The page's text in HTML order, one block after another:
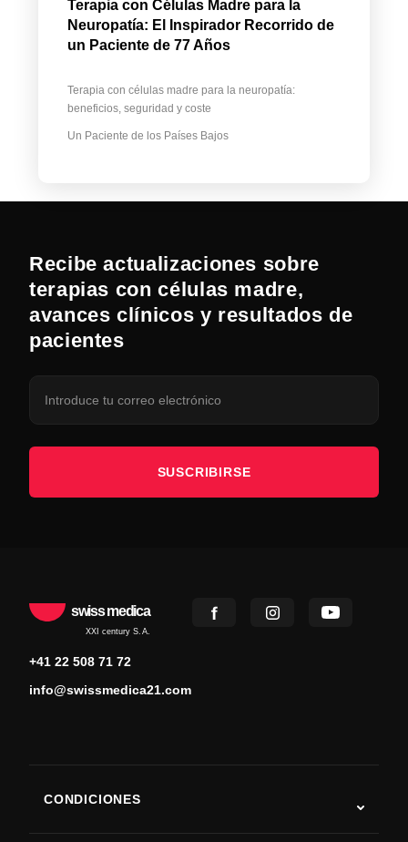
Terapia con Células Madre para la
Neuropatía: El Inspirador Recorrido de
un Paciente de 77 Años
Terapia con células madre para la neuropatía:
beneficios, seguridad y coste
Un Paciente de los Países Bajos
Recibe actualizaciones sobre
terapias con células madre,
avances clínicos y resultados de
pacientes
SUSCRIBIRSE
swiss medica
XXI century S.A.
+41 22 508 71 72
info@swissmedica21.com
CONDICIONES